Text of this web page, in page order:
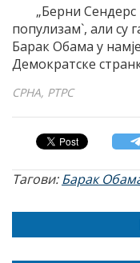
„Берни Сендерс
популизам`, али су
Барак Обама у
Демократске
СРНА, РТРС
Тагови:Барак